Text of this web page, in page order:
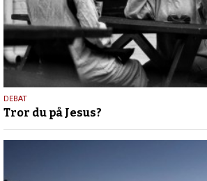
4.
december
2025
DEBAT
Tror du på Jesus?